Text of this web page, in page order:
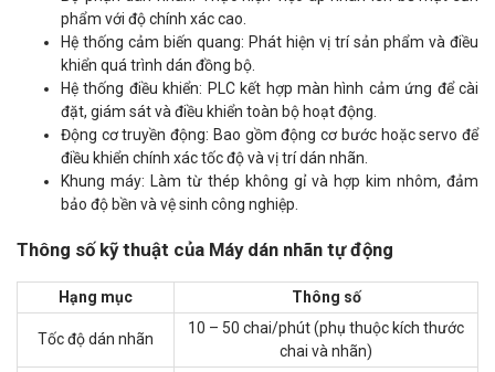
phẩm với độ chính xác cao.
Hệ thống cảm biến quang: Phát hiện vị trí sản phẩm và điều
khiển quá trình dán đồng bộ.
Hệ thống điều khiển: PLC kết hợp màn hình cảm ứng để cài
đặt, giám sát và điều khiển toàn bộ hoạt động.
Động cơ truyền động: Bao gồm động cơ bước hoặc servo để
điều khiển chính xác tốc độ và vị trí dán nhãn.
Khung máy: Làm từ thép không gỉ và hợp kim nhôm, đảm
bảo độ bền và vệ sinh công nghiệp.
Thông số kỹ thuật của Máy dán nhãn tự động
Hạng mục Thông số
Tốc độ dán nhãn
10 – 50 chai/phút (phụ thuộc kích thước
chai và nhãn)